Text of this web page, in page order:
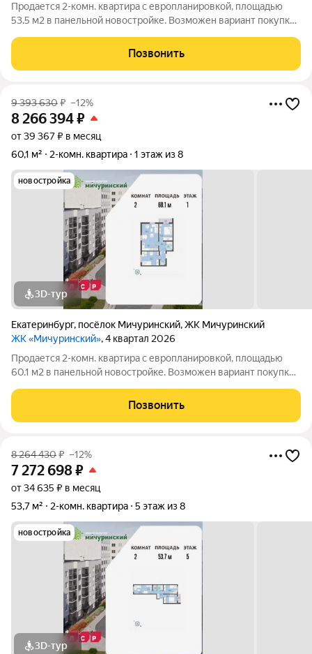
Продается 2-комн. квартира с европланировкой, площадью
53.5 м2 в панельной новостройке. Возможен вариант покупки
кухня 5.1 м2, отделка под ключ, лоджий - 1. Квартира
располагается на 5 этаже
Позвонить
9 393 630₽ –12%
8 266 394₽
от 39 367 ₽ в месяц
60,1 м²
2-комн. квартира 1 этаж из 8
новостройка
3D-тур
Екатеринбург, посёлок Мичуринский,ЖК Мичуринский
ЖК «Мичуринский», 4 квартал 2026
Продается 2-комн. квартира с европланировкой, площадью
60.1 м2 в панельной новостройке. Возможен вариант покупки
кухня 6.9 м2, отделка под ключ, лоджий - 1. Квартира
располагается на 1 этаже
Позвонить
8 264 430₽ –12%
7 272 698₽
от 34 635 ₽ в месяц
53,7 м²
2-комн. квартира 5 этаж из 8
новостройка
3D-тур